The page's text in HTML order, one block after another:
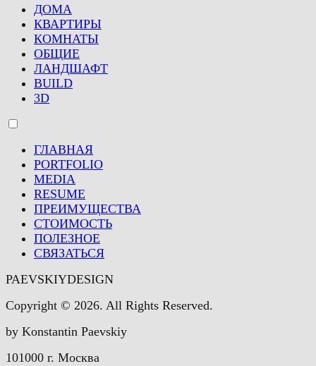
ДОМА
КВАРТИРЫ
КОМНАТЫ
ОБЩИЕ
ЛАНДШАФТ
BUILD
3D
ГЛАВНАЯ
PORTFOLIO
MEDIA
RESUME
ПРЕИМУЩЕСТВА
СТОИМОСТЬ
ПОЛЕЗНОЕ
СВЯЗАТЬСЯ
PAEVSKIYDESIGN
Copyright © 2026. All Rights Reserved.
by Konstantin Paevskiy
101000 г. Москва